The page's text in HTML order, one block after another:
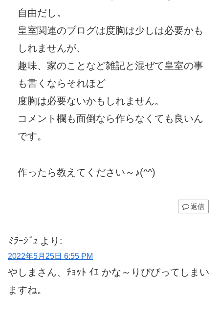
自由だし。
皇室関連のブログは度胸は少しは必要かも
しれませんが、
趣味、家のことなど雑記と混ぜて皇室の事
も書くならそれほど
度胸は必要ないかもしれません。
コメント欄も面倒なら作らなくても良いん
です。
作ったら教えてください～♪(^^)
返信
ﾐﾗｰｼﾞｭ より:
2022年5月25日 6:55 PM
やしまさん、ﾁｮｯﾄ ｲｴ かな～りびびってしまい
ますね。